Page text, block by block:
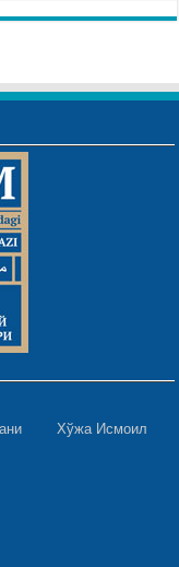
Хўжа Исмоил